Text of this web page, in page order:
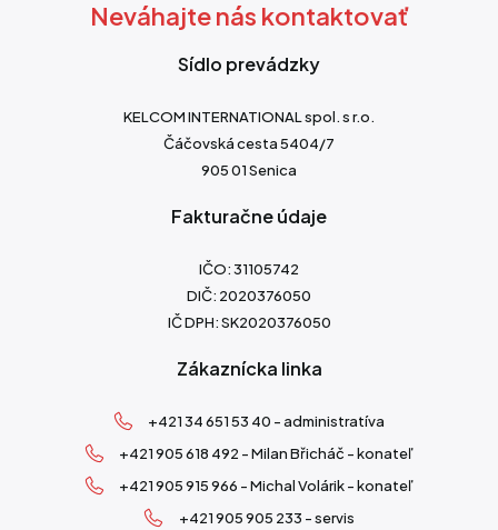
Neváhajte nás kontaktovať
Sídlo prevádzky
KELCOM INTERNATIONAL spol. s r.o.
Čáčovská cesta 5404/7
905 01 Senica
Fakturačne údaje
IČO: 31105742
DIČ: 2020376050
IČ DPH: SK2020376050
Zákaznícka linka
+421 34 651 53 40 - administratíva
+421 905 618 492 - Milan Břicháč - konateľ
+421 905 915 966 - Michal Volárik - konateľ
+421 905 905 233 - servis